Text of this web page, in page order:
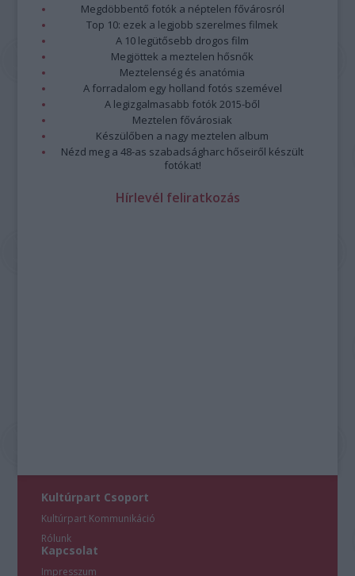
Megdöbbentő fotók a néptelen fővárosról
Top 10: ezek a legjobb szerelmes filmek
A 10 legütősebb drogos film
Megjöttek a meztelen hősnők
Meztelenség és anatómia
A forradalom egy holland fotós szemével
A legizgalmasabb fotók 2015-ből
Meztelen fővárosiak
Készülőben a nagy meztelen album
Nézd meg a 48-as szabadságharc hőseiről készült
fotókat!
Hírlevél feliratkozás
Kultúrpart Csoport
Kultúrpart Kommunikáció
Rólunk
Kapcsolat
Impresszum